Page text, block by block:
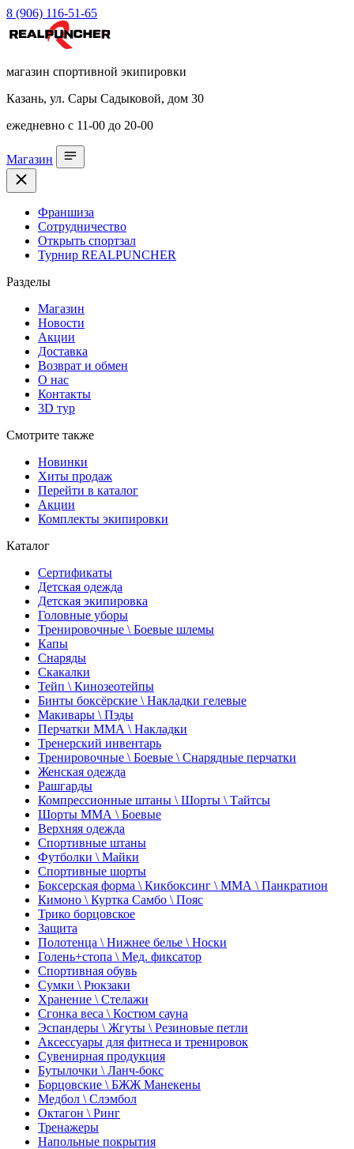
8 (906) 116-51-65
магазин спортивной экипировки
Казань, ул. Сары Садыковой, дом 30
ежедневно с 11-00 до 20-00
Магазин
Франшиза
Сотрудничество
Открыть спортзал
Турнир REALPUNCHER
Разделы
Магазин
Новости
Акции
Доставка
Возврат и обмен
О нас
Контакты
3D тур
Смотрите также
Новинки
Хиты продаж
Перейти в каталог
Акции
Комплекты экипировки
Каталог
Сертификаты
Детская одежда
Детская экипировка
Головные уборы
Тренировочные \ Боевые шлемы
Капы
Снаряды
Скакалки
Тейп \ Кинозеотейпы
Бинты боксёрские \ Накладки гелевые
Макивары \ Пэды
Перчатки ММА \ Накладки
Тренерский инвентарь
Тренировочные \ Боевые \ Снарядные перчатки
Женская одежда
Рашгарды
Компрессионные штаны \ Шорты \ Тайтсы
Шорты ММА \ Боевые
Верхняя одежда
Спортивные штаны
Футболки \ Майки
Спортивные шорты
Боксерская форма \ Кикбоксинг \ ММА \ Панкратион
Кимоно \ Куртка Самбо \ Пояс
Трико борцовское
Защита
Полотенца \ Нижнее белье \ Носки
Голень+стопа \ Мед. фиксатор
Спортивная обувь
Сумки \ Рюкзаки
Хранение \ Стелажи
Сгонка веса \ Костюм сауна
Эспандеры \ Жгуты \ Резиновые петли
Аксессуары для фитнеса и тренировок
Сувенирная продукция
Бутылочки \ Ланч-бокс
Борцовские \ БЖЖ Манекены
Медбол \ Слэмбол
Октагон \ Ринг
Тренажеры
Напольные покрытия